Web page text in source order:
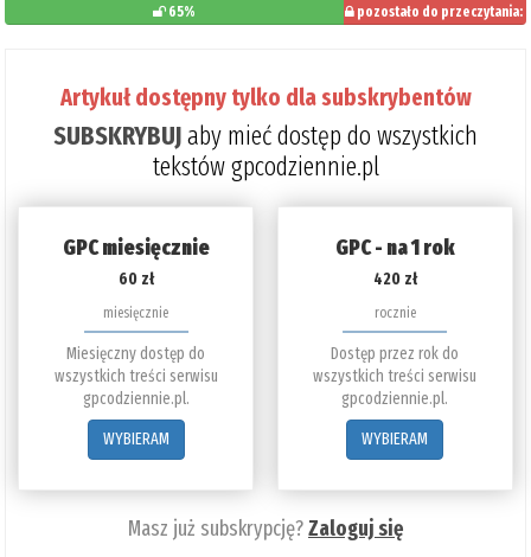
65%
pozostało do przeczytania:
Artykuł dostępny tylko dla subskrybentów
SUBSKRYBUJaby mieć dostęp do wszystkich
tekstów gpcodziennie.pl
GPC miesięcznie
60 zł
miesięcznie
Miesięczny dostęp do
wszystkich treści serwisu
gpcodziennie.pl.
WYBIERAM
GPC - na 1 rok
420 zł
rocznie
Dostęp przez rok do
wszystkich treści serwisu
gpcodziennie.pl.
WYBIERAM
Masz już subskrypcję?Zaloguj się